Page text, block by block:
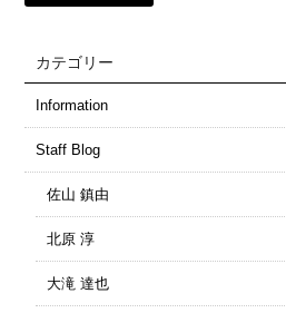
カテゴリー
Information
Staff Blog
佐山 鎮由
北原 淳
大滝 達也